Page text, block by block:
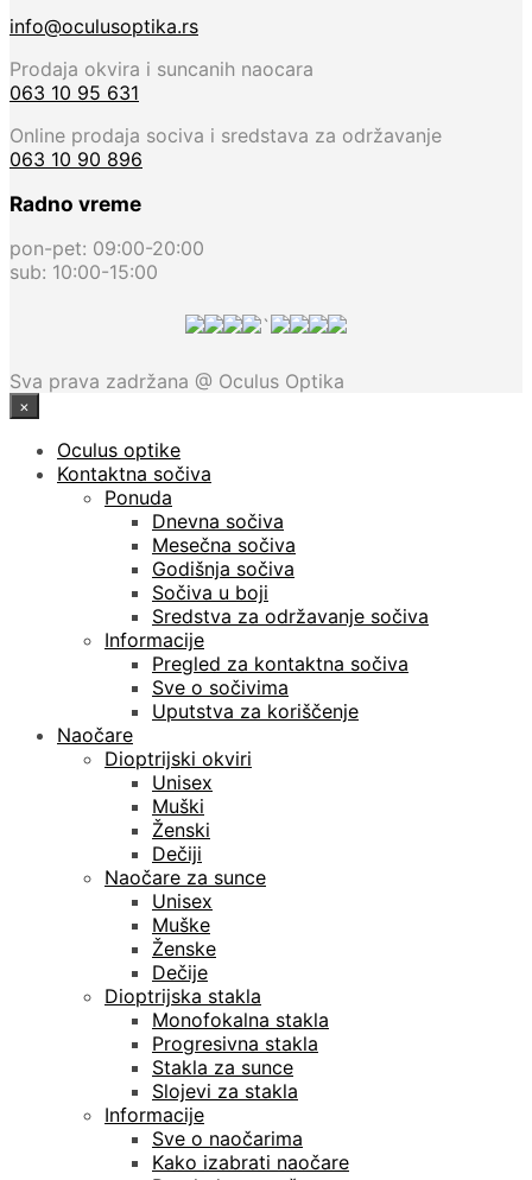
info@oculusoptika.rs
Prodaja okvira i suncanih naocara
063 10 95 631
Online prodaja sociva i sredstava za održavanje
063 10 90 896
Radno vreme
pon-pet: 09:00-20:00
sub: 10:00-15:00
`
Sva prava zadržana @ Oculus Optika
×
Oculus optike
Kontaktna sočiva
Ponuda
Dnevna sočiva
Mesečna sočiva
Godišnja sočiva
Sočiva u boji
Sredstva za održavanje sočiva
Informacije
Pregled za kontaktna sočiva
Sve o sočivima
Uputstva za koriščenje
Naočare
Dioptrijski okviri
Unisex
Muški
Ženski
Dečiji
Naočare za sunce
Unisex
Muške
Ženske
Dečije
Dioptrijska stakla
Monofokalna stakla
Progresivna stakla
Stakla za sunce
Slojevi za stakla
Informacije
Sve o naočarima
Kako izabrati naočare